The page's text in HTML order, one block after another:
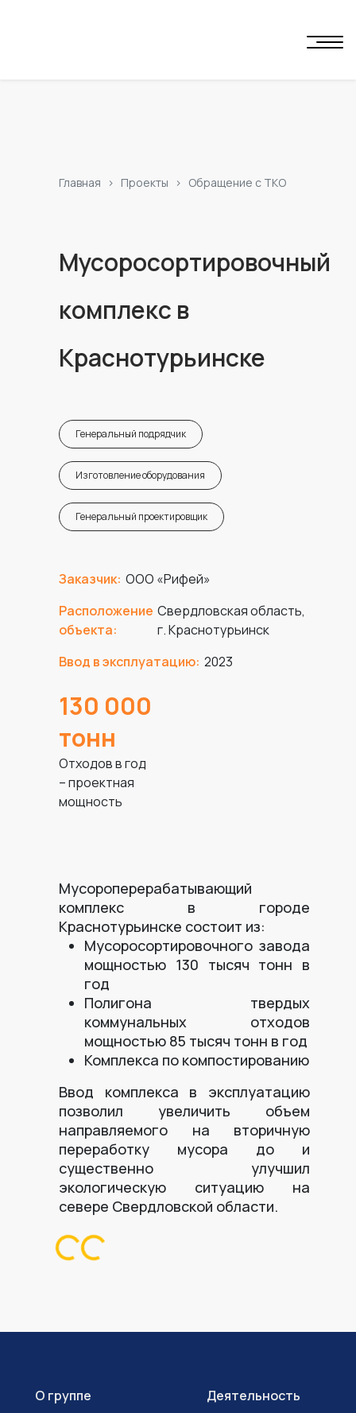
Главная Проекты Обращение с ТКО
Мусоросортировочный
комплекс в
Краснотурьинске
Генеральный подрядчик
Изготовление оборудования
Генеральный проектировщик
Заказчик: ООО «Рифей»
Расположение
объекта:
Свердловская область,
г. Краснотурьинск
Ввод в эксплуатацию: 2023
130 000
тонн
Отходов в год
– проектная
мощность
Мусороперерабатывающий
комплекс в городе
Краснотурьинске состоит из:
Мусоросортировочного завода
мощностью 130 тысяч тонн в
год
Полигона твердых
коммунальных отходов
мощностью 85 тысяч тонн в год
Комплекса по компостированию
Ввод комплекса в эксплуатацию
позволил увеличить объем
направляемого на вторичную
переработку мусора до и
существенно улучшил
экологическую ситуацию на
севере Свердловской области.
Loading...Loading...
О группе Деятельность